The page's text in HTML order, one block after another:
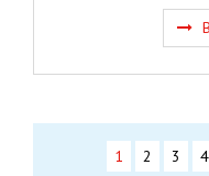
1 2 3 4